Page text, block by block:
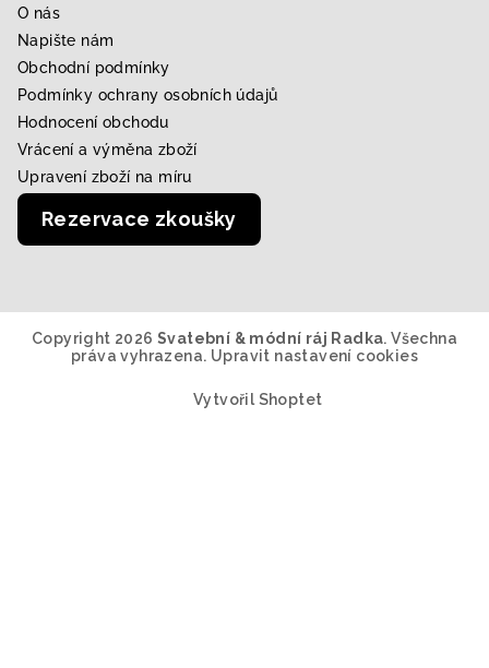
O nás
Napište nám
Obchodní podmínky
Podmínky ochrany osobních údajů
Hodnocení obchodu
Vrácení a výměna zboží
Upravení zboží na míru
Rezervace zkoušky
Copyright 2026 Svatební & módní ráj Radka. Všechna
práva vyhrazena. Upravit nastavení cookies
Vytvořil Shoptet